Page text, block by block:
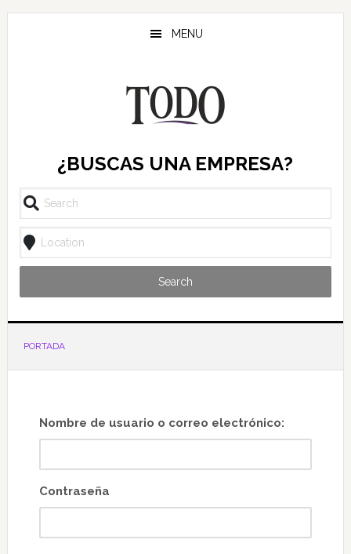
Saltar
Saltar
MENU
¿BUSCAS UNA EMPRESA?
Search
PORTADA
Nombre de usuario o correo electrónico:
Contraseña